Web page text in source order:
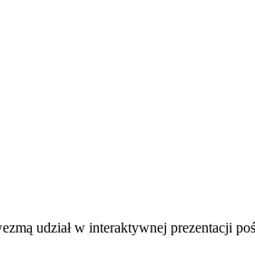
udział w interaktywnej prezentacji